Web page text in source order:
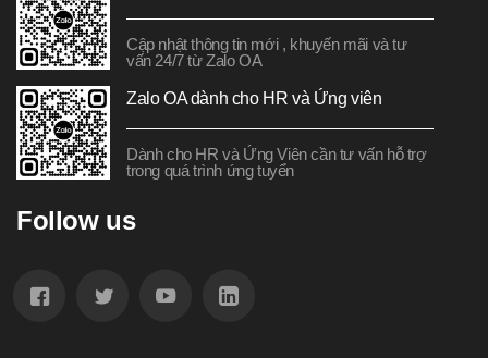
Cập nhật thông tin mới , khuyến mãi và tư
vấn 24/7 từ Zalo OA
Zalo OA dành cho HR và Ứng viên
Dành cho HR và Ứng Viên cần tư vấn hỗ trợ
trong quá trình ứng tuyển
Follow us